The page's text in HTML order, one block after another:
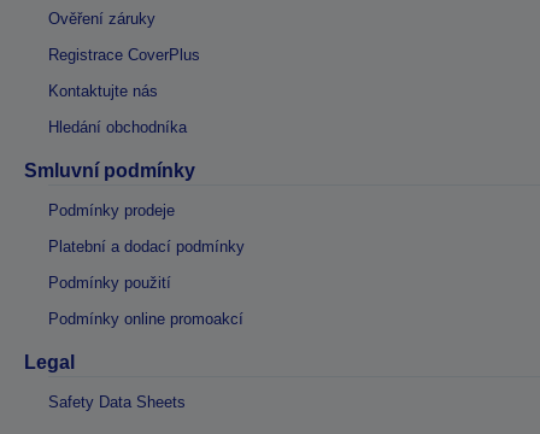
Ověření záruky
Registrace CoverPlus
Kontaktujte nás
Hledání obchodníka
Smluvní podmínky
Podmínky prodeje
Platební a dodací podmínky
Podmínky použití
Podmínky online promoakcí
Legal
Safety Data Sheets